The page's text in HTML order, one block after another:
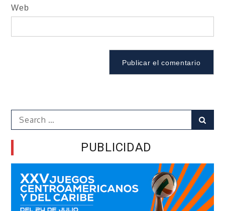
Web
Search
for:
PUBLICIDAD